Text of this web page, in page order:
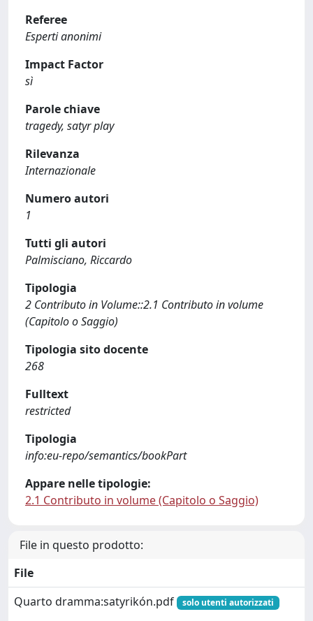
Referee
Esperti anonimi
Impact Factor
sì
Parole chiave
tragedy, satyr play
Rilevanza
Internazionale
Numero autori
1
Tutti gli autori
Palmisciano, Riccardo
Tipologia
2 Contributo in Volume::2.1 Contributo in volume
(Capitolo o Saggio)
Tipologia sito docente
268
Fulltext
restricted
Tipologia
info:eu-repo/semantics/bookPart
Appare nelle tipologie:
2.1 Contributo in volume (Capitolo o Saggio)
File in questo prodotto:
File
Quarto dramma:satyrikón.pdf
solo utenti autorizzati